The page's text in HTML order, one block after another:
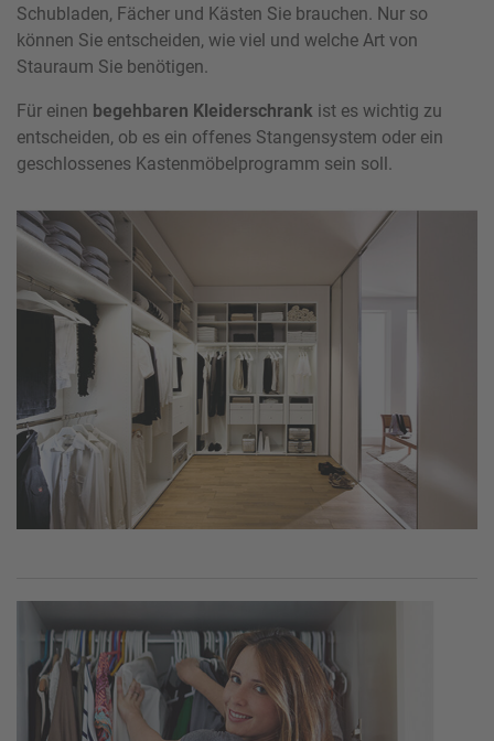
Schubladen, Fächer und Kästen Sie brauchen. Nur so
können Sie entscheiden, wie viel und welche Art von
Stauraum Sie benötigen.
Für einen begehbaren Kleiderschrank ist es wichtig zu
entscheiden, ob es ein offenes Stangensystem oder ein
geschlossenes Kastenmöbelprogramm sein soll.